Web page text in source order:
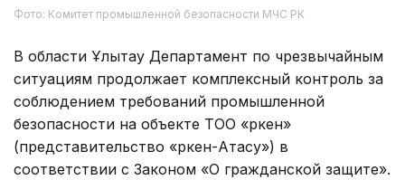
Фото: Комитет промышленной безопасности МЧС РК
В области Ұлытау Департамент по чрезвычайным
ситуациям продолжает комплексный контроль за
соблюдением требований промышленной
безопасности на объекте ТОО «Өркен»
(представительство «Өркен-Атасу») в
соответствии с Законом «О гражданской защите».